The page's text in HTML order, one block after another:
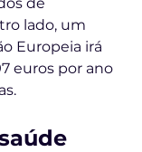
lado, um
Europeia irá
euros por ano